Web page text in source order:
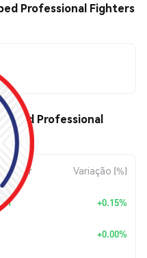
Professional Fighters
Professional
Valor Variação (%)
+0.15%
+0.00%